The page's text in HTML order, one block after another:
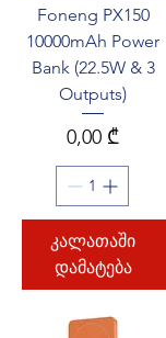
Foneng PX150
10000mAh Power
Bank (22.5W & 3
Outputs)
Price
0,00 ₾
კალათაში
დამატება